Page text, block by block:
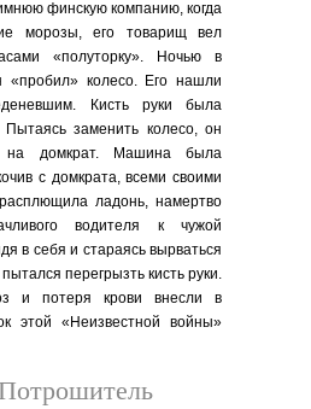
финскую компанию, когда
морозы, его товарищ вел
«полуторку». Ночью в
«пробил» колесо. Его нашли
Кисть руки была
Пытаясь заменить колесо, он
на домкрат. Машина была
с домкрата, всеми своими
ладонь, намертво
водителя к чужой
в себя и стараясь вырваться
перегрызть кисть руки.
и потеря крови внесли в
этой «Неизвестной войны»